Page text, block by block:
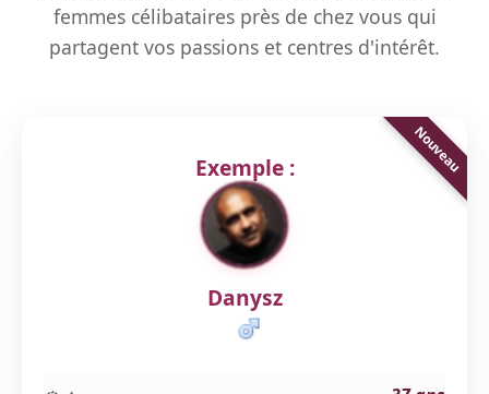
femmes célibataires près de chez vous qui
partagent vos passions et centres d'intérêt.
Exemple :
Danysz